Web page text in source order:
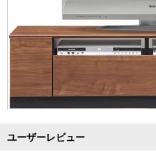
ユーザーレビュー